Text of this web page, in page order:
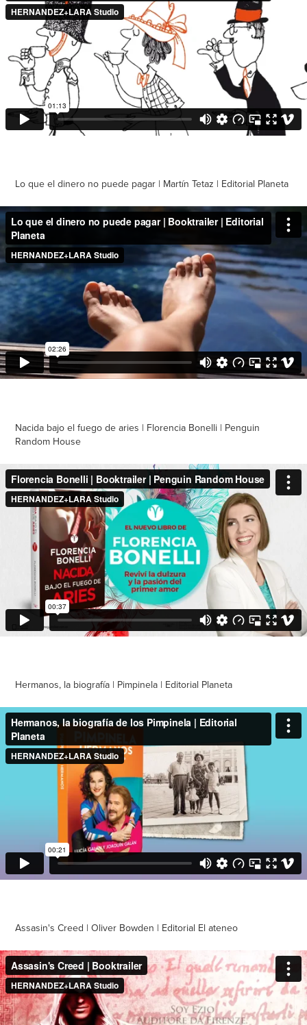
Lo que el dinero no puede pagar | Martín Tetaz | Editorial Planeta
Nacida bajo el fuego de aries | Florencia Bonelli | Penguin
Random House
Hermanos, la biografía | Pimpinela | Editorial Planeta
Assasin's Creed | Oliver Bowden | Editorial El ateneo